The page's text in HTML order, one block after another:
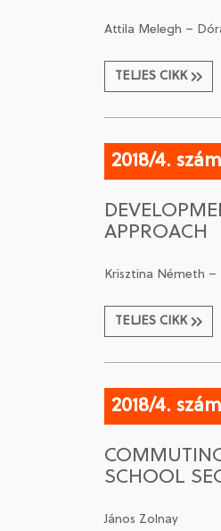
Attila Melegh –
TELJES CIKK
2018/4. szám
APPROACH
Krisztina Németh –
TELJES CIKK
2018/4. szám
SCHOOL
János Zolnay